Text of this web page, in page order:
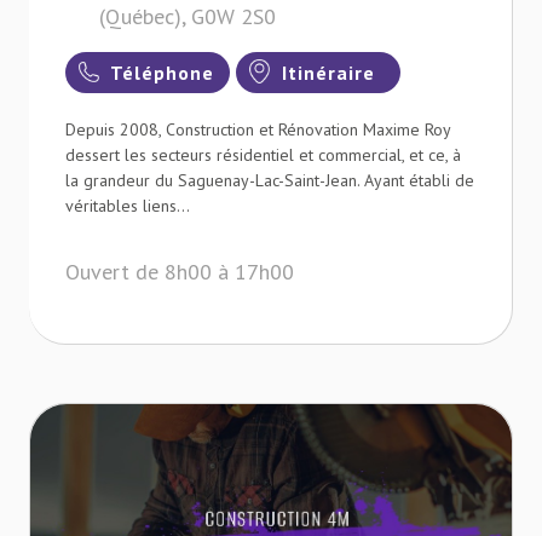
(Québec), G0W 2S0
Téléphone Itinéraire
Depuis 2008, Construction et Rénovation Maxime Roy
dessert les secteurs résidentiel et commercial, et ce, à
la grandeur du Saguenay-Lac-Saint-Jean. Ayant établi de
véritables liens...
Ouvert de 8h00 à 17h00